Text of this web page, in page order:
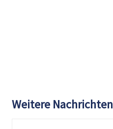
Weitere Nachrichten